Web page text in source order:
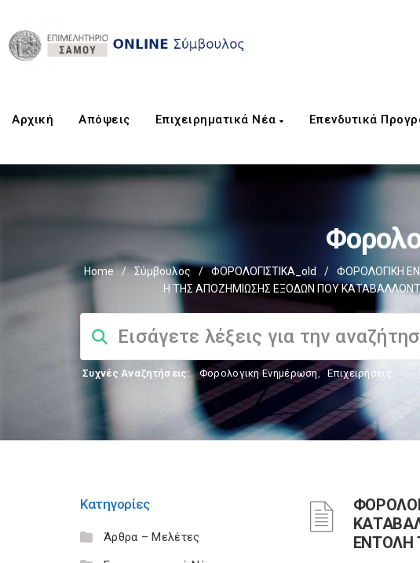
Αρχική Aπόψεις Επιχειρηματικά Νέα Επενδυτικά
Home / Σύμβουλος / ΦΟΡΟΛΟΓΙΣΤΙΚΑ_old / ΦΟΡΟΛΟΓΙΚΗ
Η ΤΗΣ ΑΠΟΖΗΜΙΩΣΗΣ ΕΞΟΔΩΝ ΠΟΥ
Συχνές Αναζητήσεις: Φορολογικη Ενημέρωση, Επιχειρήσεις
Κατηγορίες
Άρθρα – Μελέτες
ΕΝΤΟΛΗ